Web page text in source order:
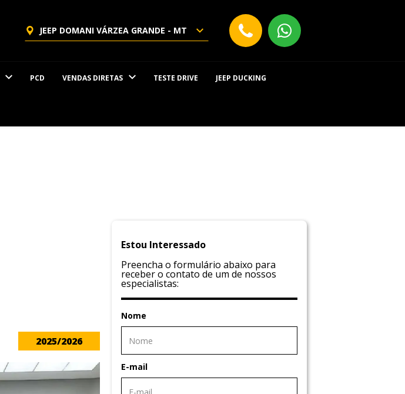
JEEP DOMANI VÁRZEA GRANDE - MT
PCD VENDAS DIRETAS TESTE DRIVE JEEP DUCKING
2025/2026
Estou Interessado
Preencha o formulário abaixo para
receber o contato de um de nossos
especialistas:
Nome
E-mail